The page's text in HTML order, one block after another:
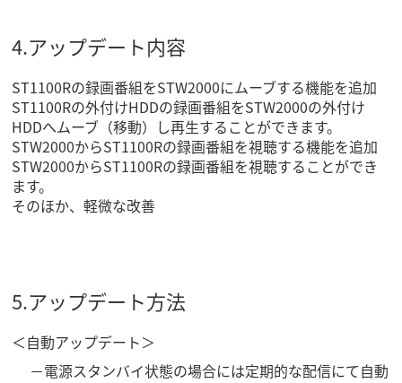
4.アップデート内容
ST1100Rの録画番組をSTW2000にムーブする機能を追加
ST1100Rの外付けHDDの録画番組をSTW2000の外付け
HDDへムーブ（移動）し再生することができます。
STW2000からST1100Rの録画番組を視聴する機能を追加
STW2000からST1100Rの録画番組を視聴することができ
ます。
そのほか、軽微な改善
5.アップデート方法
＜自動アップデート＞
－電源スタンバイ状態の場合には定期的な配信にて自動